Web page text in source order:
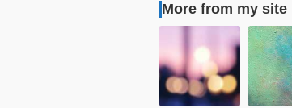
More from my site